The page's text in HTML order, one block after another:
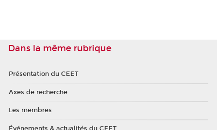
Dans la même rubrique
Présentation du CEET
Axes de recherche
Les membres
Événements & actualités du CEET